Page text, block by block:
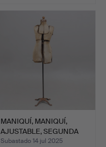
MANIQUÍ, MANIQUÍ,
AJUSTABLE, SEGUNDA
MITAD…
Subastado 14 jul 2025